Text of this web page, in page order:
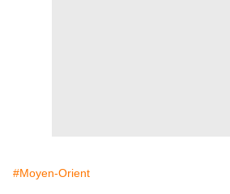
#Moyen-Orient